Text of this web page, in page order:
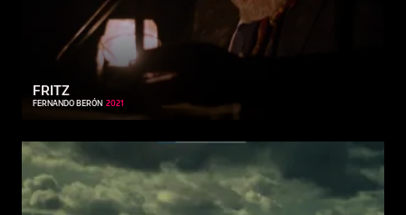
FRITZ
FERNANDO BERÓN 2021